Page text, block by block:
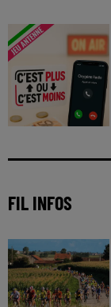
FIL INFOS